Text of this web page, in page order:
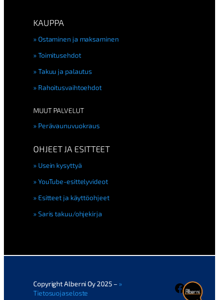
KAUPPA
Ostaminen ja maksaminen
Toimitusehdot
Takuu ja palautus
Rahoitusvaihtoehdot
MUUT PALVELUT
Perävaunuvuokraus
OHJEET JA ESITTEET
Usein kysyttyä
YouTube-esittelyvideot
Esitteet ja käyttöohjeet
Saris takuu/ohjekirja
Copyright Alberni Oy 2025 –
Tietosuojaseloste